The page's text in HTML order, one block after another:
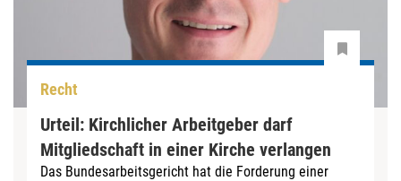
Recht
Urteil: Kirchlicher Arbeitgeber darf
Mitgliedschaft in einer Kirche verlangen
Das Bundesarbeitsgericht hat die Forderung einer